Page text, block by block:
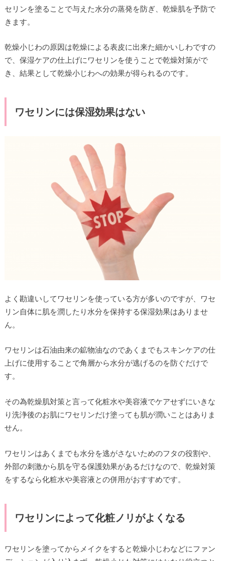
セリンを塗ることで与えた水分の蒸発を防ぎ、乾燥肌を予防で
きます。
乾燥小じわの原因は乾燥による表皮に出来た細かいしわですの
で、保湿ケアの仕上げにワセリンを使うことで乾燥対策がで
き、結果として乾燥小じわへの効果が得られるのです。
ワセリンには保湿効果はない
よく勘違いしてワセリンを使っている方が多いのですが、ワセ
リン自体に肌を潤したり水分を保持する保湿効果はありませ
ん。
ワセリンは石油由来の鉱物油なのであくまでもスキンケアの仕
上げに使用することで角層から水分が逃げるのを防ぐだけで
す。
その為乾燥肌対策と言って化粧水や美容液でケアせずにいきな
り洗浄後のお肌にワセリンだけ塗っても肌が潤いことはありま
せん。
ワセリンはあくまでも水分を逃がさないためのフタの役割や、
外部の刺激から肌を守る保護効果があるだけなので、乾燥対策
をするなら化粧水や美容液との併用がおすすめです。
ワセリンによって化粧ノリがよくなる
ワセリンを塗ってからメイクをすると乾燥小じわなどにファン